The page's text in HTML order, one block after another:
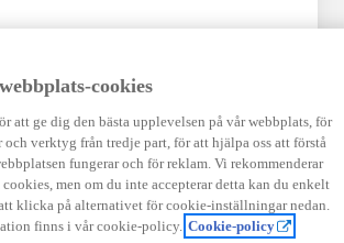
Automat
Visa mer
mån
cookies
att ge dig den bästa upplevelsen på vår webbplats, för
och verktyg från tredje part, för att hjälpa oss att förstå
fungerar och för reklam. Vi rekommenderar
men om du inte accepterar detta kan du enkelt
klicka på alternativet för cookie-inställningar nedan.
finns i vår cookie-policy. Cookie-policy